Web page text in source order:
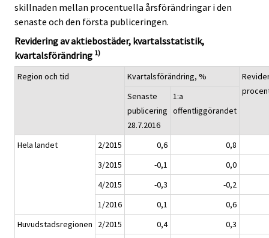
skillnaden mellan procentuella årsförändringar i den
senaste och den första publiceringen.
Revidering av aktiebostäder, kvartalsstatistik,
kvartalsförändring 1)
Region och tid Kvartalsförändring, %
Senaste
publicering
28.7.2016
1:a
offentliggörandet
Hela landet 2/2015 0,6
0,8
3/2015
-0,1
0,0
4/2015
-0,3
-0,2
1/2016
0,1
0,6
Huvudstadsregionen
2/2015 0,4
0,3